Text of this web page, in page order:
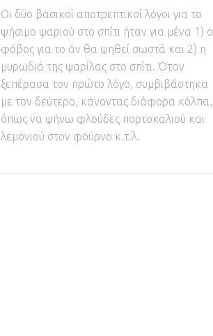
Οι δύο βασικοί αποτρεπτικοί λόγοι για το
ψήσιμο ψαριού στο σπίτι ήταν για μένα 1) ο
φόβος για το άν θα ψηθεί σωστά και 2) η
μυρωδιά της ψαρίλας στο σπίτι. Όταν
ξεπέρασα τον πρώτο λόγο, συμβιβάστηκα
με τον δεύτερο, κάνοντας διάφορα κόλπα,
όπως να ψήνω φλούδες πορτοκαλιού και
λεμονιού στον φούρνο κ.τ.λ.